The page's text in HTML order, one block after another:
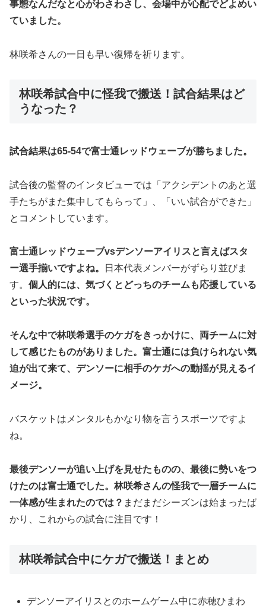
事態なんだなと心がわさわさし、会場中が心配でどよめい
ていました。
林咲希さんの一日も早い復帰を祈ります。
林咲希試合中に怪我で搬送！試合結果はど
うなった？
試合結果は65-54で富士通レッドウェーブが勝ちました。
試合後の監督のインタビューでは「アクシデントのあと選
手たちがまた集中してもらって」、「いい試合ができた」
とコメントしています。
富士通レッドウェーブvsデンソーアイリスと言えばスタ
ー選手揃いですよね。
日本代表メンバーがずらり並びま
す。 個人的には、気づくとどっちのチームも応援している
といった状況です。
そんな中で林咲希選手のケガをきっかけに、両チームに対
して感じたものがありました。 富士通には負けられない気
迫が出て来て、デンソーに相手のケガへの動揺が見えるイ
メージ。
バスケットはメンタルもかなり物を言うスポーツですよ
ね。
最後デンソーが追い上げを見せたものの、最後に勢いをつ
けたのは富士通でした。 林咲希さんの怪我で一層チームに
一体感が生まれたのでは？ まだまだシーズンは始まったば
かり、これからの試合に注目です！
林咲希試合中にケガで搬送！まとめ
デンソーアイリスとのホームゲーム中に赤穂ひまわ